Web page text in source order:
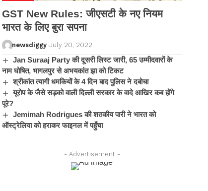
GST New Rules: जीएसटी के नए नियम
भारत के लिए बुरा सपना
newsdiggy July 20, 2022
Jan Suraaj Party की दूसरी लिस्ट जारी, 65 उम्मीदवारों के
नाम घोषित, भागलपुर से अभयकांत झा को टिकट
श्रीकांत त्यागी धमकियों के 4 दिन बाद पुलिस ने दबोचा
यूरोप के जैसे सड़को वाली दिल्ली सरकार के वादे आखिर कब होंगे
पूरे?
Jemimah Rodrigues की शतकीय पारी ने भारत को
ऑस्ट्रेलिया को हराकर फाइनल में पहुँचा
- Advertisement -